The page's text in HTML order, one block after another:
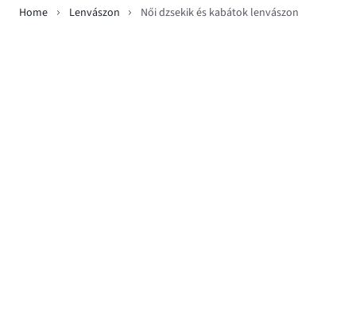
Home Lenvászon Női dzsekik és kabátok lenvászon